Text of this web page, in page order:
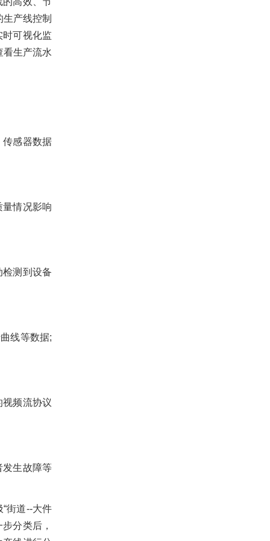
产线控制
可视化监
看生产流水
传感器数据
情况影响
测到设备
线等数据;
频流协议
发生故障等
街道--大件
分类后，